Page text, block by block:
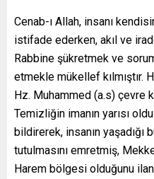
Cenab-ı Allah, insanı
istifade ederken, akıl ve
Rabbine şükretmek ve
etmekle mükellef kılmıştır.
Hz. Muhammed (a.s) çevre
Temizliğin imanın yarısı
bildirerek, insanın yaşadığı
tutulmasını emretmiş,
Harem bölgesi olduğunu ilan